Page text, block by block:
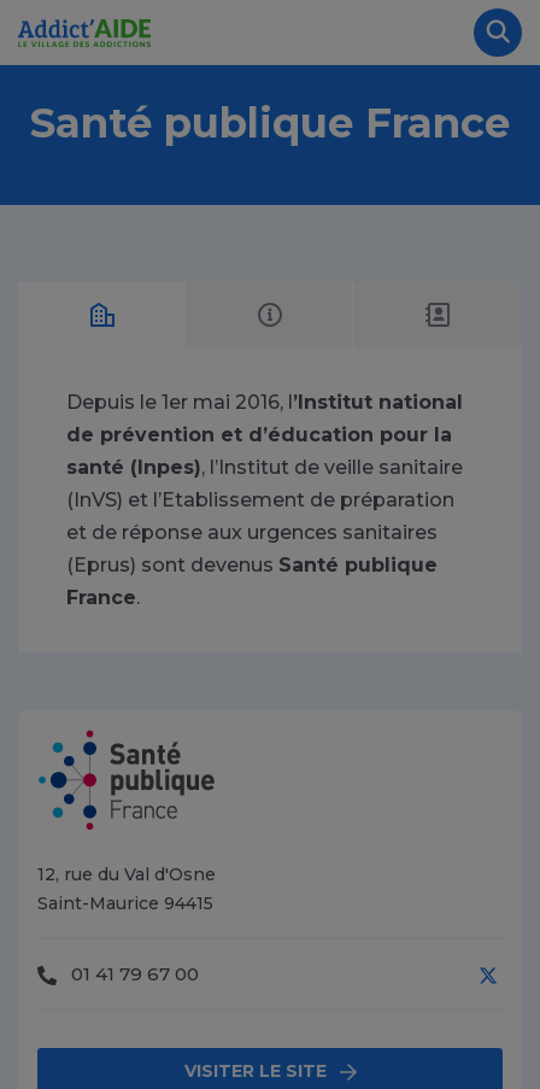
Aller au contenu principal
Santé publique France
Depuis le 1er mai 2016, l’Institut national
de prévention et d’éducation pour la
santé (Inpes), l’Institut de veille sanitaire
(InVS) et l’Etablissement de préparation
et de réponse aux urgences sanitaires
(Eprus) sont devenus Santé publique
France.
12, rue du Val d'Osne
Saint-Maurice 94415
01 41 79 67 00
VISITER LE SITE
Panneau de gestion des cookies